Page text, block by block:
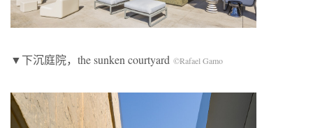
▼下沉庭院，the sunken courtyard ©Rafael Gamo